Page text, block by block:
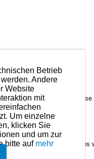
links oder fragen Sie diese
Sätze werden anstandslos
Betrieb
Andere
Website
mit
Um einzelne
klicken Sie
und um zur
bitte auf mehr